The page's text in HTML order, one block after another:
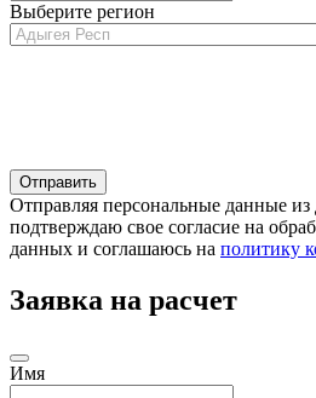
Выберите регион
Отправляя персональные данные
подтверждаю свое согласие на
данных и соглашаюсь на политику
Заявка на расчет
Имя